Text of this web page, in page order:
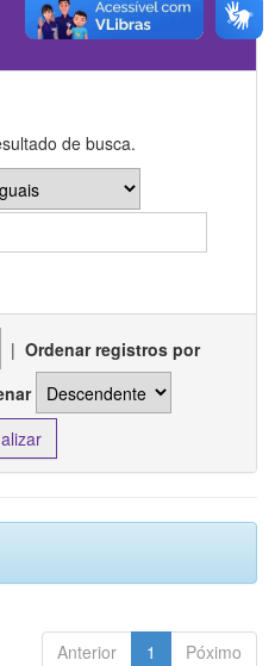
de busca.
| Ordenar registros por
Anterior 1 Póximo